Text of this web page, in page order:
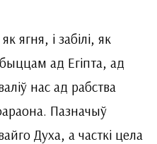
ягня, і забілі, як
ад Егіпта, ад
нас ад рабства
Пазначыў
Духа, а часткі цела